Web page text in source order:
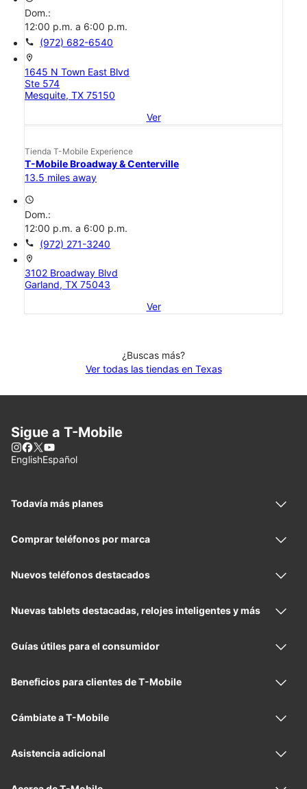
Dom.:
12:00 p.m. a 6:00 p.m.
call (972) 682-6540
location_on
1645 N Town East Blvd
Ste 574
Mesquite, TX 75150
Ver
Tienda T-Mobile Experience
T-Mobile Broadway & Centerville
13.5 miles away
access_time
Dom.:
12:00 p.m. a 6:00 p.m.
call (972) 271-3240
location_on
3102 Broadway Blvd
Garland, TX 75043
Ver
¿Buscas más?
Ver todas las tiendas en Texas